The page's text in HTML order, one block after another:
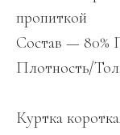
пропиткой
Состав — 80%
Плотность/
Куртка